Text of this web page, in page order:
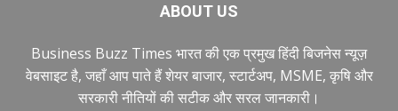
ABOUT US
Business Buzz Times भारत की एक प्रमुख हिंदी बिजनेस न्यूज़
वेबसाइट है, जहाँ आप पाते हैं शेयर बाजार, स्टार्टअप, MSME, कृषि और
सरकारी नीतियों की सटीक और सरल जानकारी।